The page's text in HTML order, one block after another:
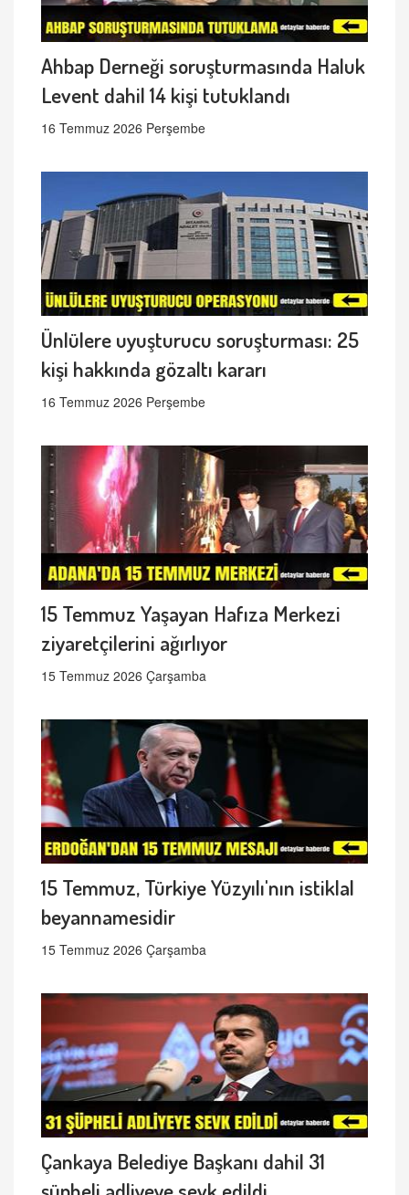
Ahbap Derneği soruşturmasında Haluk
Levent dahil 14 kişi tutuklandı
16 Temmuz 2026 Perşembe
Ünlülere uyuşturucu soruşturması: 25
kişi hakkında gözaltı kararı
16 Temmuz 2026 Perşembe
15 Temmuz Yaşayan Hafıza Merkezi
ziyaretçilerini ağırlıyor
15 Temmuz 2026 Çarşamba
15 Temmuz, Türkiye Yüzyılı'nın istiklal
beyannamesidir
15 Temmuz 2026 Çarşamba
Çankaya Belediye Başkanı dahil 31